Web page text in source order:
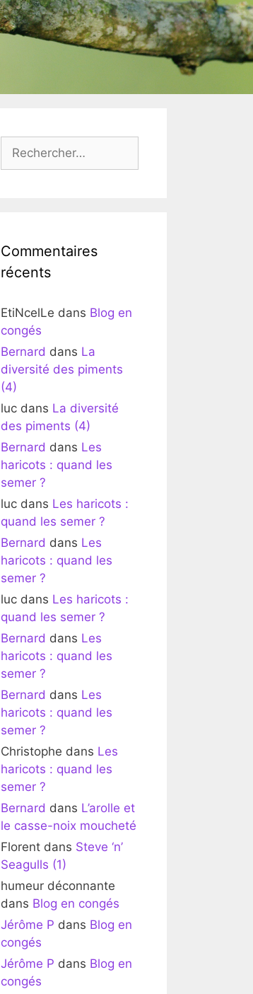
Commentaires
récents
EtiNcelLe dans Blog en
congés
Bernard dans La
diversité des piments
(4)
luc dans La diversité
des piments (4)
Bernard dans Les
haricots : quand les
semer ?
luc dans Les haricots :
quand les semer ?
Bernard dans Les
haricots : quand les
semer ?
luc dans Les haricots :
quand les semer ?
Bernard dans Les
haricots : quand les
semer ?
Bernard dans Les
haricots : quand les
semer ?
Christophe dans Les
haricots : quand les
semer ?
Bernard dans L’arolle et
le casse-noix moucheté
Florent dans Steve ‘n’
Seagulls (1)
humeur déconnante
dans Blog en congés
Jérôme P dans Blog en
congés
Jérôme P dans Blog en
congés